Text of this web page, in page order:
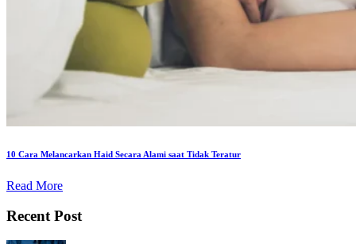
10 Cara Melancarkan Haid Secara Alami saat Tidak Teratur
Read More
Recent Post